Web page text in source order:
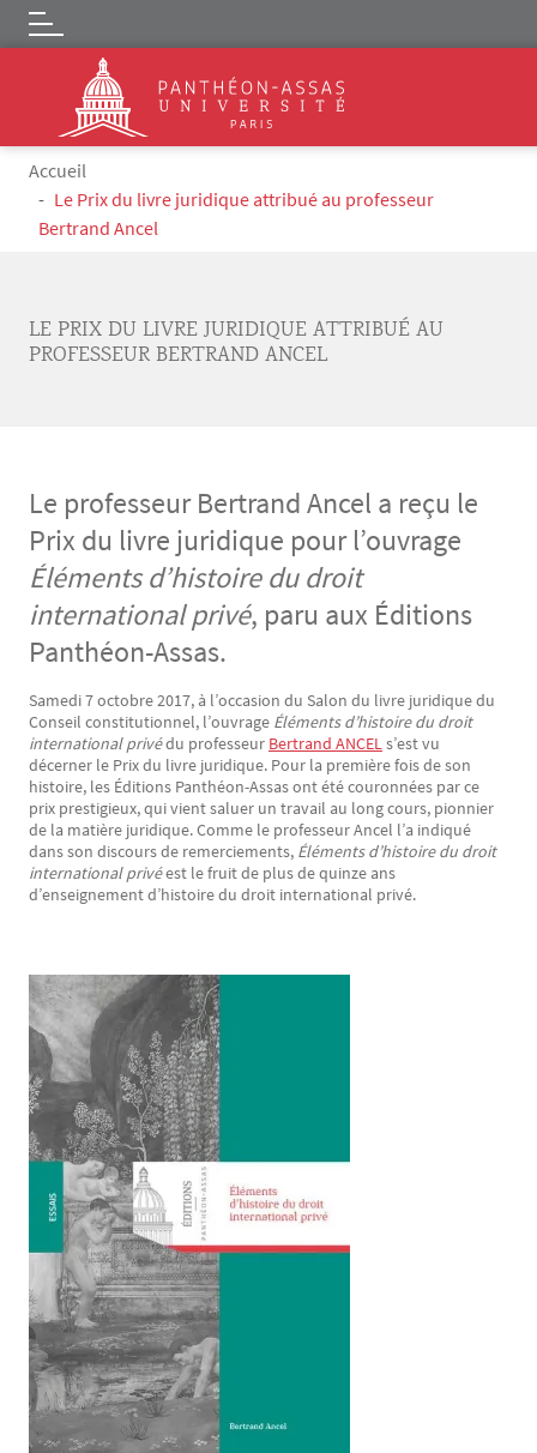
Skip to main content
Logo
Breadcrumb
Accueil
Le Prix du livre juridique attribué au professeur
Bertrand Ancel
LE PRIX DU LIVRE JURIDIQUE ATTRIBUÉ AU
PROFESSEUR BERTRAND ANCEL
Le professeur Bertrand Ancel a reçu le
Prix du livre juridique pour l’ouvrage
Éléments d’histoire du droit
international privé, paru aux Éditions
Panthéon-Assas.
Texte
Samedi 7 octobre 2017, à l’occasion du Salon du livre juridique du
Conseil constitutionnel, l’ouvrage Éléments d’histoire du droit
international privédu professeur Bertrand ANCELs’est vu
décerner le Prix du livre juridique. Pour la première fois de son
histoire, les Éditions Panthéon-Assas ont été couronnées par ce
prix prestigieux, qui vient saluer un travail au long cours, pionnier
de la matière juridique. Comme le professeur Ancel l’a indiqué
dans son discours de remerciements, Éléments d’histoire du droit
international privéest le fruit de plus de quinze ans
d’enseignement d’histoire du droit international privé.